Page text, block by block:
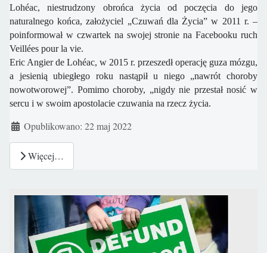
Lohéac, niestrudzony obrońca życia od poczęcia do jego
naturalnego końca, założyciel „Czuwań dla Życia” w 2011 r. –
poinformował w czwartek na swojej stronie na Facebooku ruch
Veillées pour la vie.
Eric Angier de Lohéac, w 2015 r. przeszedł operację guza mózgu,
a jesienią ubiegłego roku nastąpił u niego „nawrót choroby
nowotworowej”. Pomimo choroby, „nigdy nie przestał nosić w
sercu i w swoim apostolacie czuwania na rzecz życia.
Szczegóły
Opublikowano: 22 maj 2022
Więcej…